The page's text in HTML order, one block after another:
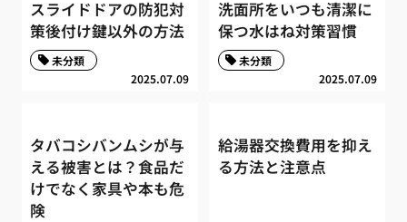
スライドドアの防犯対
策後付け鍵以外の方法
2025.07.09
未分類
洗面所をいつも清潔に
保つ水はね対策習慣
2025.07.09
未分類
タバコシバンムシが与
える被害とは？食品だ
けでなく家具や本も危
険
給湯器交換費用を抑え
る方法と注意点